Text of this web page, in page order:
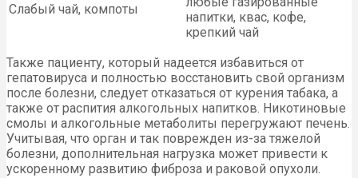
Слабый чай, компоты
напитки, квас, кофе,
крепкий чай
Также пациенту, который надеется избавиться от
гепатовируса и полностью восстановить свой организм
после болезни, следует отказаться от курения табака, а
также от распития алкогольных напитков. Никотиновые
смолы и алкогольные метаболиты перегружают печень.
Учитывая, что орган и так поврежден из-за тяжелой
болезни, дополнительная нагрузка может привести к
ускоренному развитию фиброза и раковой опухоли.